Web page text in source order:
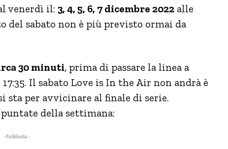
venerdì il: 3, 4, 5, 6, 7 dicembre 2022 alle
del sabato non è più previsto ormai da
30 minuti, prima di passare la linea a
Il sabato Love is In the Air non andrà è
sta per avvicinare al finale di serie.
della settimana:
- Pubblicità -